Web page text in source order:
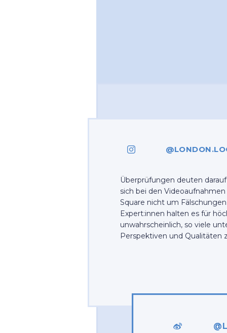
Überprüfungen deuten darauf
sich bei den
Square nicht um
Expert:innen halten es für
unwahrscheinlich, so viele
Perspektiven und Qualitäten